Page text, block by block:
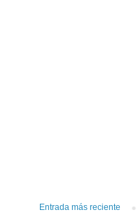
Entrada más reciente